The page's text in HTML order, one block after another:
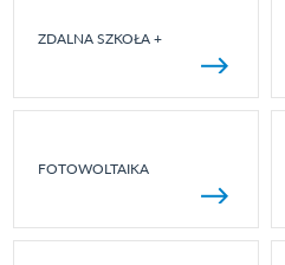
ZDALNA SZKOŁA +
FOTOWOLTAIKA